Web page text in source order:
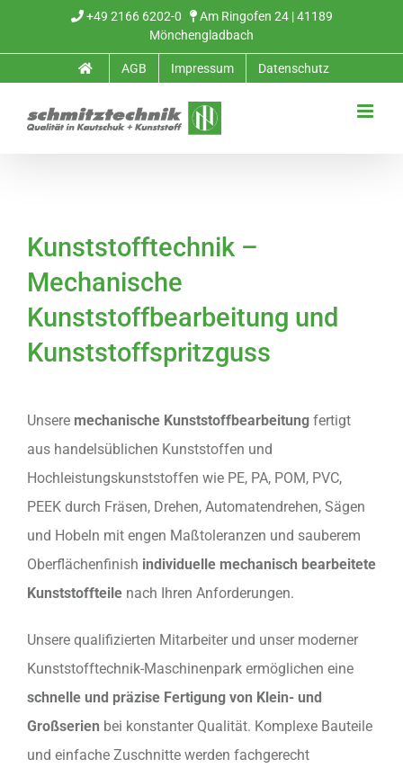
+49 2166 6202-0
Am Ringofen 24 | 41189
Mönchengladbach
AGB Impressum Datenschutz
Kunststofftechnik –
Mechanische
Kunststoffbearbeitung und
Kunststoffspritzguss
Unsere mechanische Kunststoffbearbeitung fertigt
aus handelsüblichen Kunststoffen und
Hochleistungskunststoffen wie PE, PA, POM, PVC,
PEEK durch Fräsen, Drehen, Automatendrehen, Sägen
und Hobeln mit engen Maßtoleranzen und sauberem
Oberflächenfinish individuelle mechanisch bearbeitete
Kunststoffteile nach Ihren Anforderungen.
Unsere qualifizierten Mitarbeiter und unser moderner
Kunststofftechnik-Maschinenpark ermöglichen eine
schnelle und präzise Fertigung von Klein- und
Großserien bei konstanter Qualität. Komplexe Bauteile
und einfache Zuschnitte werden fachgerecht